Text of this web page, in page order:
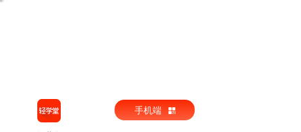
手机端